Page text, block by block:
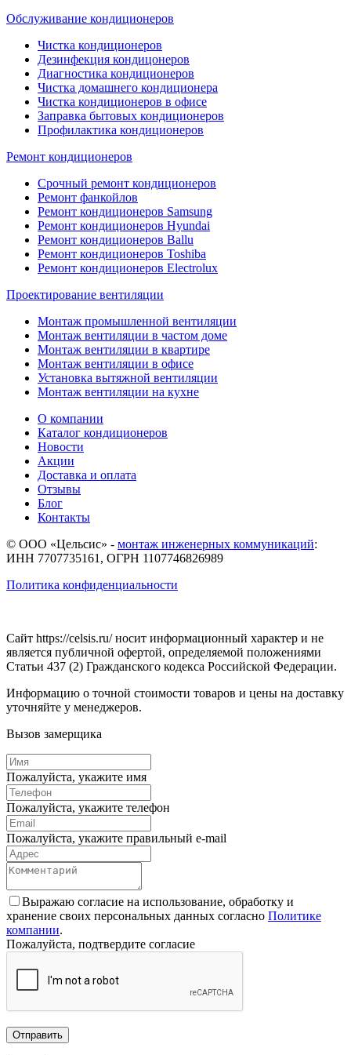
Обслуживание кондиционеров
Чистка кондиционеров
Дезинфекция кондицонеров
Диагностика кондиционеров
Чистка домашнего кондиционера
Чистка кондиционеров в офисе
Заправка бытовых кондиционеров
Профилактика кондиционеров
Ремонт кондиционеров
Срочный ремонт кондиционеров
Ремонт фанкойлов
Ремонт кондиционеров Samsung
Ремонт кондиционеров Hyundai
Ремонт кондиционеров Ballu
Ремонт кондиционеров Toshibа
Ремонт кондиционеров Electrolux
Проектирование вентиляции
Монтаж промышленной вентиляции
Монтаж вентиляции в частом доме
Монтаж вентиляции в квартире
Монтаж вентиляции в офисе
Установка вытяжной вентиляции
Монтаж вентиляции на кухне
О компании
Каталог кондиционеров
Новости
Акции
Доставка и оплата
Отзывы
Блог
Контакты
© ООО «Цельсис» - монтаж инженерных коммуникаций:
ИНН 7707735161, ОГРН 1107746826989
Политика конфиденциальности
Сайт https://celsis.ru/ носит информационный характер и не
является публичной офертой, определяемой положениями
Статьи 437 (2) Гражданского кодекса Российской Федерации.
Информацию о точной стоимости товаров и цены на доставку
уточняйте у менеджеров.
Вызов замерщика
Пожалуйста, укажите имя
Пожалуйста, укажите телефон
Пожалуйста, укажите правильный e-mail
Выражаю согласие на использование, обработку и
хранение своих персональных данных согласно Политике
компании.
Пожалуйста, подтвердите согласие
Отправить